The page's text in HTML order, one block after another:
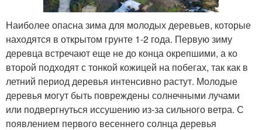
Наиболее опасна зима для молодых деревьев, которые
находятся в открытом грунте 1-2 года. Первую зиму
деревца встречают еще не до конца окрепшими, а ко
второй подходят с тонкой кожицей на побегах, так как в
летний период деревья интенсивно растут. Молодые
деревья могут быть повреждены солнечными лучами
или подвергнуться иссушению из-за сильного ветра. С
появлением первого весеннего солнца деревья